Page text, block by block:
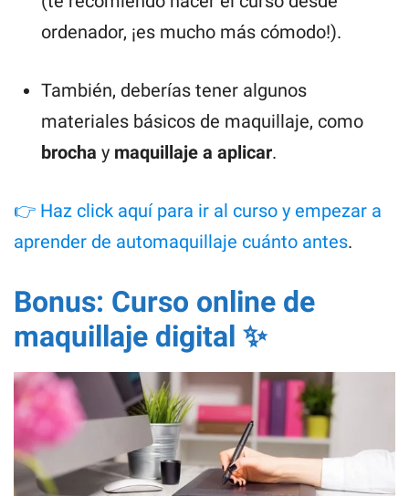
ordenador, ¡es mucho más cómodo!).
También, deberías tener algunos
materiales básicos de maquillaje, como
brocha y maquillaje a aplicar.
👉 Haz click aquí para ir al curso y empezar a
aprender de automaquillaje cuánto antes.
Bonus: Curso online de
maquillaje digital ✨